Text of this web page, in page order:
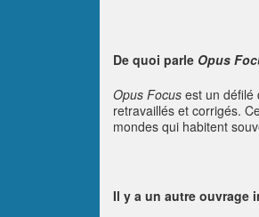
De quoi parle Opus
Opus Focus est un défilé
retravaillés et corrigés.
mondes qui habitent
Il y a un autre ouvrage